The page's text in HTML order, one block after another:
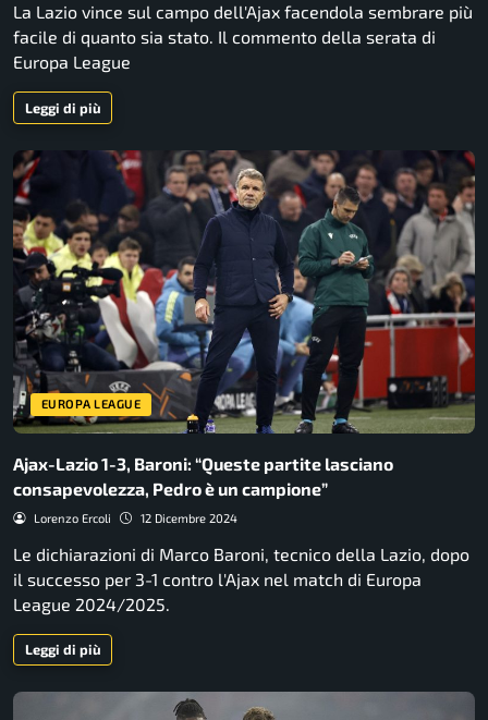
La Lazio vince sul campo dell'Ajax facendola sembrare più
facile di quanto sia stato. Il commento della serata di
Europa League
Leggi di più
EUROPA LEAGUE
Ajax-Lazio 1-3, Baroni: “Queste partite lasciano
consapevolezza, Pedro è un campione”
Lorenzo Ercoli 12 Dicembre 2024
Le dichiarazioni di Marco Baroni, tecnico della Lazio, dopo
il successo per 3-1 contro l'Ajax nel match di Europa
League 2024/2025.
Leggi di più